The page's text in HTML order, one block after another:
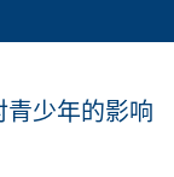
青少年的影响